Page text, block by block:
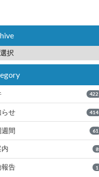
422
らせ 414
間 61
内 8
報告 1